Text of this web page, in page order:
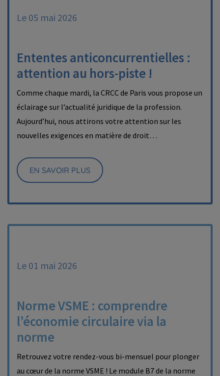
Le 05 mai 2026
Ententes anticoncurrentielles :
attention au hors-piste !
Comme chaque mardi, la CRCC de Paris vous propose un
éclairage sur l’actualité juridique de la profession.
Aujourd’hui, nous attirons votre attention sur les
nouvelles exigences en matière de droit…
EN SAVOIR PLUS
Le 01 mai 2026
Norme VSME : comprendre
l’économie circulaire via la
norme
Retrouvez votre rendez-vous bi-mensuel pour plonger
au cœur de la norme VSME ! Le module B7 de la norme